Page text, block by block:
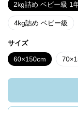
2kg詰め ベビー級 1
4kg詰め ベビー級
サイズ
60×150cm